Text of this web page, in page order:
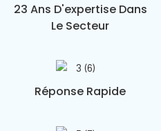
23 Ans D'expertise Dans
Le Secteur
Réponse Rapide